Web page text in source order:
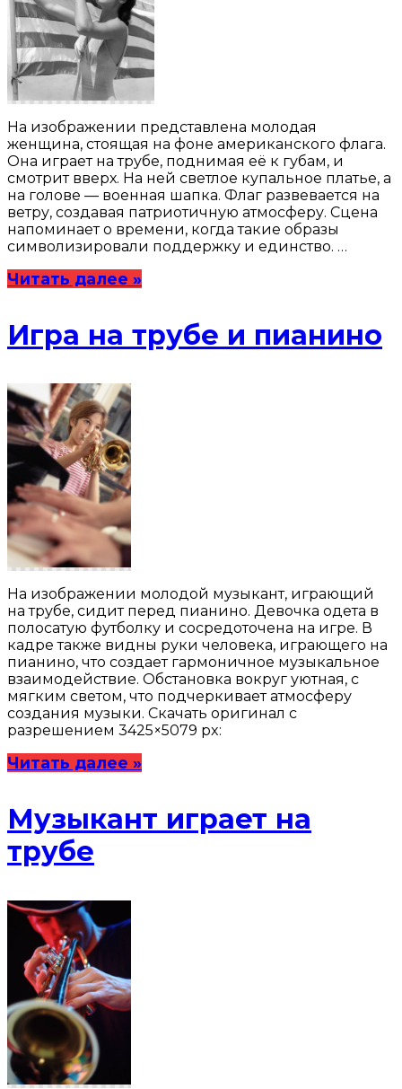
На изображении представлена молодая
женщина, стоящая на фоне американского флага.
Она играет на трубе, поднимая её к губам, и
смотрит вверх. На ней светлое купальное платье, а
на голове — военная шапка. Флаг развевается на
ветру, создавая патриотичную атмосферу. Сцена
напоминает о времени, когда такие образы
символизировали поддержку и единство. …
Читать далее »
Игра на трубе и пианино
На изображении молодой музыкант, играющий
на трубе, сидит перед пианино. Девочка одета в
полосатую футболку и сосредоточена на игре. В
кадре также видны руки человека, играющего на
пианино, что создает гармоничное музыкальное
взаимодействие. Обстановка вокруг уютная, с
мягким светом, что подчеркивает атмосферу
создания музыки. Скачать оригинал с
разрешением 3425×5079 px:
Читать далее »
Музыкант играет на
трубе